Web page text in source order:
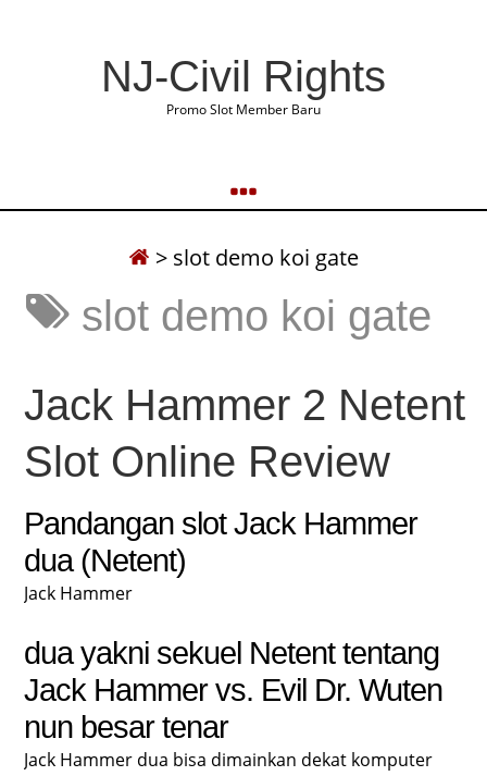
NJ-Civil Rights
Promo Slot Member Baru
> slot demo koi gate
slot demo koi gate
Jack Hammer 2 Netent
Slot Online Review
Pandangan slot Jack Hammer
dua (Netent)
Jack Hammer
dua yakni sekuel Netent tentang
Jack Hammer vs. Evil Dr. Wuten
nun besar tenar
Jack Hammer dua bisa dimainkan dekat komputer